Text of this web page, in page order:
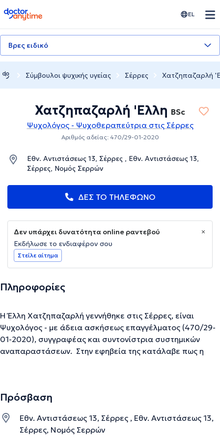
doctoranytime EL
Βρες ειδικό
Σύμβουλοι ψυχικής υγείας Σέρρες Χατζηπαζαρλή
Χατζηπαζαρλή 'Ελλη BSc
Ψυχολόγος - Ψυχοθεραπεύτρια στις Σέρρες
Αριθμός αδείας: 470/29-01-2020
Eθν. Αντιστάσεως 13, Σέρρες , Eθν. Αντιστάσεως 13,
Σέρρες, Νομός Σερρών
ΔΕΣ ΤΟ ΤΗΛΕΦΩΝΟ
Δεν υπάρχει δυνατότητα online ραντεβού
Εκδήλωσε το ενδιαφέρον σου
Στείλε αίτημα
Πληροφορίες
Η Έλλη Χατζηπαζαρλή γεννήθηκε στις Σέρρες, είναι
Ψυχολόγος - με άδεια ασκήσεως επαγγέλματος (470/29-
01-2020), συγγραφέας και συντονίστρια συστημικών
αναπαραστάσεων. Στην εφηβεία της κατάλαβε πως η
που βρίσκονται στην ίδια θέση με εκείνη και επιθυμούν
σήμερα εδώ. Έχει αποφοιτήσει το 2017, από το University
of East of London - από το τμήμα Ψυχολογίας και έχει
Πρόσβαση
Eθν. Αντιστάσεως 13, Σέρρες , Eθν. Αντιστάσεως 13,
Σέρρες, Νομός Σερρών